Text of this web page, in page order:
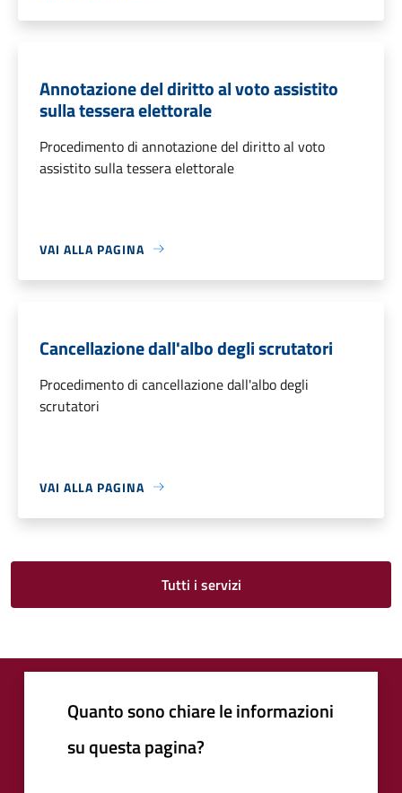
Annotazione del diritto al voto assistito
sulla tessera elettorale
Procedimento di annotazione del diritto al voto
assistito sulla tessera elettorale
VAI ALLA PAGINA
Cancellazione dall'albo degli scrutatori
Procedimento di cancellazione dall'albo degli
scrutatori
VAI ALLA PAGINA
Tutti i servizi
Quanto sono chiare le informazioni
su questa pagina?